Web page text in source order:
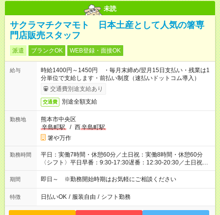
未読
サクラマチクマモト 日本土産として人気の箸専
門店販売スタッフ
派遣 ブランクOK WEB登録・面接OK
給与
時給1400円～1450円 ・毎月末締め/翌月15日支払い・残業は1
分単位で支給します・前払い制度（速払いドットコム導入）
交通費別途支給あり
交通費 別途全額支給
勤務地
熊本市中央区
辛島町駅
/ 西辛島町駅
箸や万作
勤務時間
平日：実働7時間・休憩60分／土日祝：実働8時間・休憩60分
〈シフト〉平日早番：9:30-17:30遅番：12:30-20:30／土日祝早
番：9:30-18:30遅番：11:30-20:30
期間 即日～ ※勤務開始時期はお気軽にご相談ください
特徴 日払いOK / 服装自由 / シフト勤務